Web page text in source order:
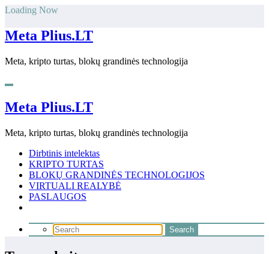
Skip
content
Loading Now
Meta Plius.LT
Meta, kripto turtas, blokų grandinės technologija
Meta Plius.LT
Meta, kripto turtas, blokų grandinės technologija
Dirbtinis intelektas
KRIPTO TURTAS
BLOKŲ GRANDINĖS TECHNOLOGIJOS
VIRTUALI REALYBĖ
PASLAUGOS